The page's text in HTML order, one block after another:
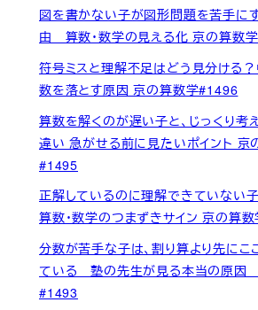
図を書かない子が図形問題を苦手に
由 算数・数学の見える化 京の算数
符号ミスと理解不足はどう見分ける
数を落とす原因 京の算数学#1496
算数を解くのが遅い子と、じっくり考
違い 急がせる前に見たいポイント 京
#1495
正解しているのに理解できていない
算数・数学のつまずきサイン 京の算
分数が苦手な子は、割り算より先にこ
ている 塾の先生が見る本当の原因
#1493